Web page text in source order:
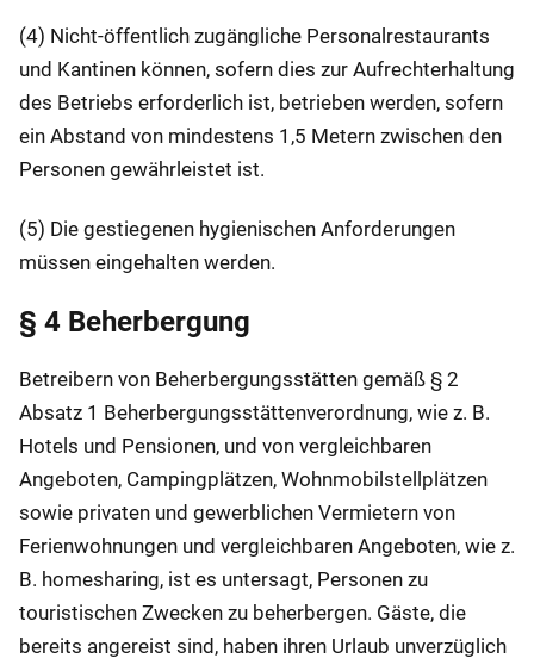
(4) Nicht-öffentlich zugängliche Personalrestaurants
und Kantinen können, sofern dies zur Aufrechterhaltung
des Betriebs erforderlich ist, betrieben werden, sofern
ein Abstand von mindestens 1,5 Metern zwischen den
Personen gewährleistet ist.
(5) Die gestiegenen hygienischen Anforderungen
müssen eingehalten werden.
§ 4 Beherbergung
Betreibern von Beherbergungsstätten gemäß § 2
Absatz 1 Beherbergungsstättenverordnung, wie z. B.
Hotels und Pensionen, und von vergleichbaren
Angeboten, Campingplätzen, Wohnmobilstellplätzen
sowie privaten und gewerblichen Vermietern von
Ferienwohnungen und vergleichbaren Angeboten, wie z.
B. homesharing, ist es untersagt, Personen zu
touristischen Zwecken zu beherbergen. Gäste, die
bereits angereist sind, haben ihren Urlaub unverzüglich